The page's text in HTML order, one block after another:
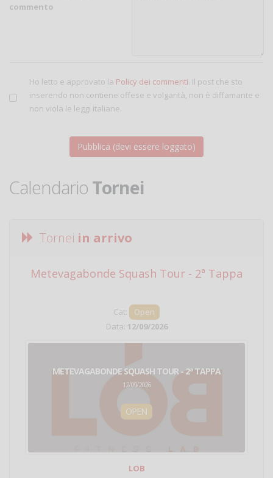
commento
Ho letto e approvato la Policy dei commenti. Il post che sto
inserendo non contiene offese e volgarità, non è diffamante e
non viola le leggi italiane.
Calendario Tornei
Tornei in arrivo
Metevagabonde Squash Tour - 2ª Tappa
Cat:
Open
Data: 12/09/2026
METEVAGABONDE SQUASH TOUR - 2ª TAPPA
12/09/2026
OPEN
LOB